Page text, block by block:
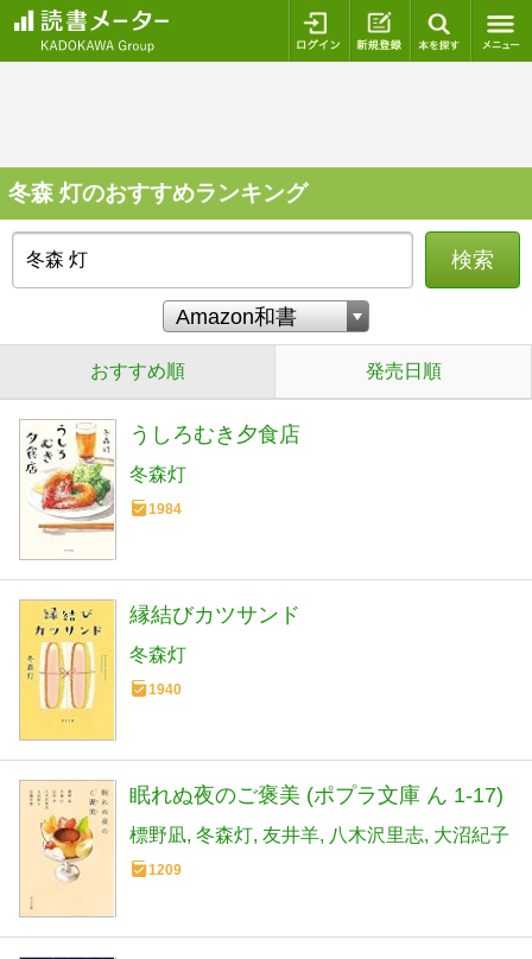
ログイン 新規登録
冬森 灯のおすすめランキング
検索
おすすめ順 発売日順
うしろむき夕食店
冬森灯
1984
縁結びカツサンド
冬森灯
1940
眠れぬ夜のご褒美 (ポプラ文庫 ん 1-17)
標野凪 冬森灯 友井羊 八木沢里志 大沼紀子
1209